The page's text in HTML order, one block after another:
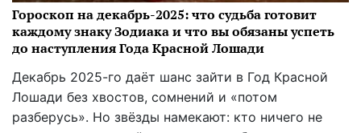
Гороскоп на декабрь-2025: что судьба готовит
каждому знаку Зодиака и что вы обязаны успеть
до наступления Года Красной Лошади
Декабрь 2025-го даёт шанс зайти в Год Красной
Лошади без хвостов, сомнений и «потом
разберусь». Но звёзды намекают: кто ничего не